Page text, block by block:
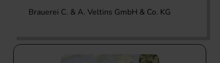
Brauerei C. & A. Veltins GmbH & Co. KG